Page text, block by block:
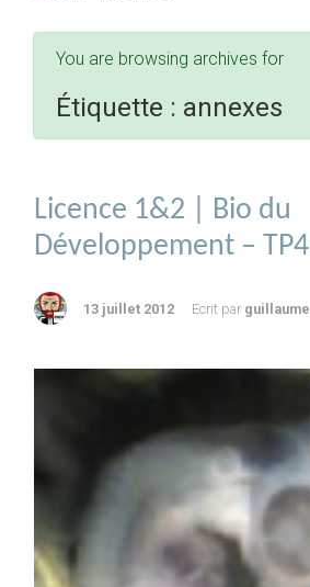
You are browsing archives for
Étiquette : annexes
Licence 1&2 | Bio du
Développement – TP4
13 juillet 2012 Ecrit par guillaume